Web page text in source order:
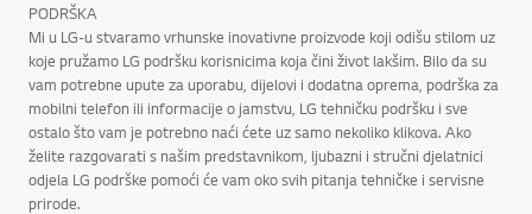
PODRŠKA
Mi u LG-u stvaramo vrhunske inovativne proizvode koji odišu stilom uz
koje pružamo LG podršku korisnicima koja čini život lakšim. Bilo da su
vam potrebne upute za uporabu, dijelovi i dodatna oprema, podrška za
mobilni telefon ili informacije o jamstvu, LG tehničku podršku i sve
ostalo što vam je potrebno naći ćete uz samo nekoliko klikova. Ako
želite razgovarati s našim predstavnikom, ljubazni i stručni djelatnici
odjela LG podrške pomoći će vam oko svih pitanja tehničke i servisne
prirode.